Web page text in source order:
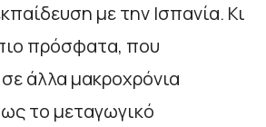
με την Ισπανία. Κι
πρόσφατα, που
άλλα μακροχρόνια
το μεταγωγικό